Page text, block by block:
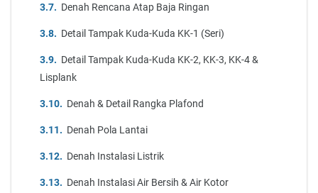
Denah Rencana Atap Baja Ringan
Detail Tampak Kuda-Kuda KK-1 (Seri)
Detail Tampak Kuda-Kuda KK-2, KK-3, KK-4 &
Lisplank
Denah & Detail Rangka Plafond
Denah Pola Lantai
Denah Instalasi Listrik
Denah Instalasi Air Bersih & Air Kotor